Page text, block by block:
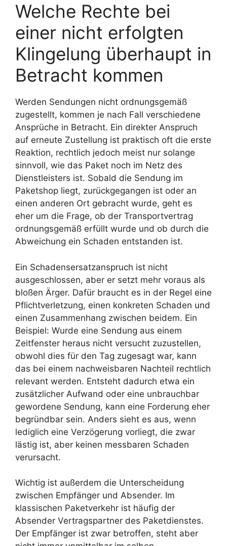
Welche Rechte bei
einer nicht erfolgten
Klingelung überhaupt in
Betracht kommen
Werden Sendungen nicht ordnungsgemäß
zugestellt, kommen je nach Fall verschiedene
Ansprüche in Betracht. Ein direkter Anspruch
auf erneute Zustellung ist praktisch oft die erste
Reaktion, rechtlich jedoch meist nur solange
sinnvoll, wie das Paket noch im Netz des
Dienstleisters ist. Sobald die Sendung im
Paketshop liegt, zurückgegangen ist oder an
einen anderen Ort gebracht wurde, geht es
eher um die Frage, ob der Transportvertrag
ordnungsgemäß erfüllt wurde und ob durch die
Abweichung ein Schaden entstanden ist.
Ein Schadensersatzanspruch ist nicht
ausgeschlossen, aber er setzt mehr voraus als
bloßen Ärger. Dafür braucht es in der Regel eine
Pflichtverletzung, einen konkreten Schaden und
einen Zusammenhang zwischen beidem. Ein
Beispiel: Wurde eine Sendung aus einem
Zeitfenster heraus nicht versucht zuzustellen,
obwohl dies für den Tag zugesagt war, kann
das bei einem nachweisbaren Nachteil rechtlich
relevant werden. Entsteht dadurch etwa ein
zusätzlicher Aufwand oder eine unbrauchbar
gewordene Sendung, kann eine Forderung eher
begründbar sein. Anders sieht es aus, wenn
lediglich eine Verzögerung vorliegt, die zwar
lästig ist, aber keinen messbaren Schaden
verursacht.
Wichtig ist außerdem die Unterscheidung
zwischen Empfänger und Absender. Im
klassischen Paketverkehr ist häufig der
Absender Vertragspartner des Paketdienstes.
Der Empfänger ist zwar betroffen, steht aber